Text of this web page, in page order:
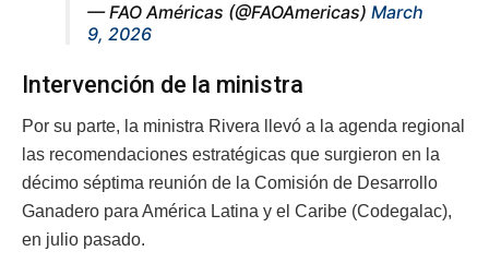
— FAO Américas (@FAOAmericas) March
9, 2026
Intervención de la ministra
Por su parte, la ministra Rivera llevó a la agenda regional
las recomendaciones estratégicas que surgieron en la
décimo séptima reunión de la Comisión de Desarrollo
Ganadero para América Latina y el Caribe (Codegalac),
en julio pasado.